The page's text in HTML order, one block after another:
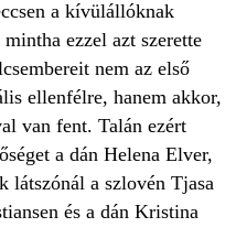
a kívülállóknak
ezzel azt szerette
nem az első
ellenfélre, hanem akkor,
van fent. Talán ezért
a dán Helena Elver,
látszónál a szlovén Tjasa
és a dán Kristina